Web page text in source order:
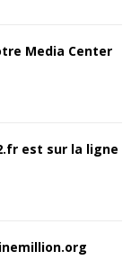
Media Center
est sur la ligne